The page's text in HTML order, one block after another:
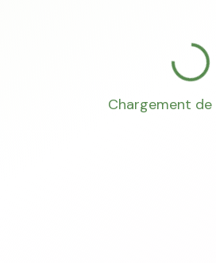
Chargement de